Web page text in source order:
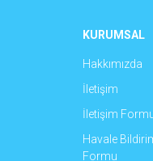
KURUMSAL
Hakkımızda
İletişim
İletişim
Havale
Formu